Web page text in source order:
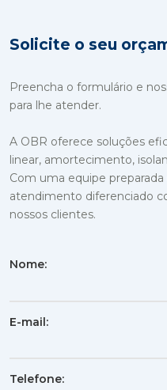
Solicite o seu
Preencha o formulário e
para lhe atender.
A OBR oferece soluções
linear, amortecimento,
Com uma equipe
atendimento diferenciado
nossos clientes.
Nome:
E-mail:
Telefone: